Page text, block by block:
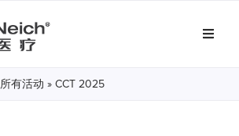
所有活动 » CCT 2025